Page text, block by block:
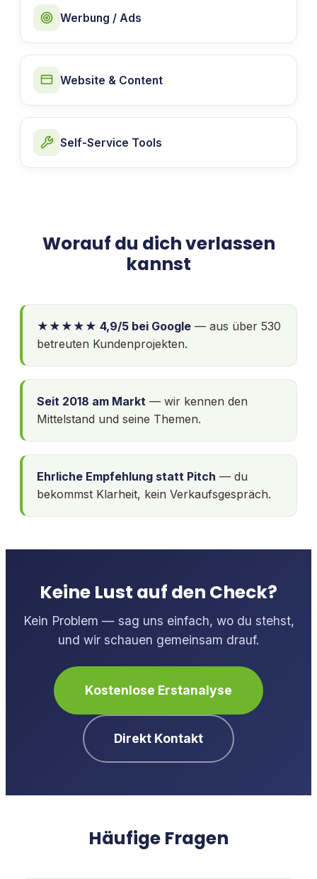
Werbung / Ads
Website & Content
Self-Service Tools
Worauf du dich verlassen
kannst
★★★★★ 4,9/5 bei Google — aus über 530
betreuten Kundenprojekten.
Seit 2018 am Markt — wir kennen den
Mittelstand und seine Themen.
Ehrliche Empfehlung statt Pitch — du
bekommst Klarheit, kein Verkaufsgespräch.
Keine Lust auf den Check?
Kein Problem — sag uns einfach, wo du stehst,
und wir schauen gemeinsam drauf.
Kostenlose Erstanalyse
Direkt Kontakt
Häufige Fragen